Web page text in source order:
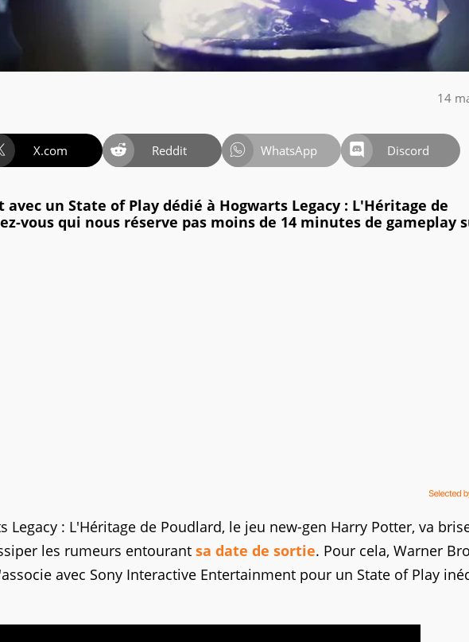
14
X.com Reddit WhatsApp Discord
un State of Play dédié à Hogwarts Legacy : L'Héritage de
vous qui nous réserve pas moins de 14 minutes de gameplay
Legacy : L'Héritage de Poudlard, le jeu new-gen Harry Potter, va
les rumeurs entourant sa date de sortie. Pour cela, Warner
avec Sony Interactive Entertainment pour un State of Play